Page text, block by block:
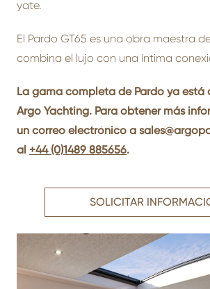
yate.
El Pardo GT65 es una obra maestra
combina el lujo con una íntima
La gama completa de Pardo ya está
Argo Yachting. Para obtener más
un correo electrónico a
al +44 (0)1489 885656.
SOLICITAR